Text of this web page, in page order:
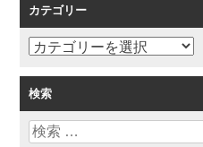
ョ
ン
カテゴリー
カ
ゴ
リ
ー
検索
検